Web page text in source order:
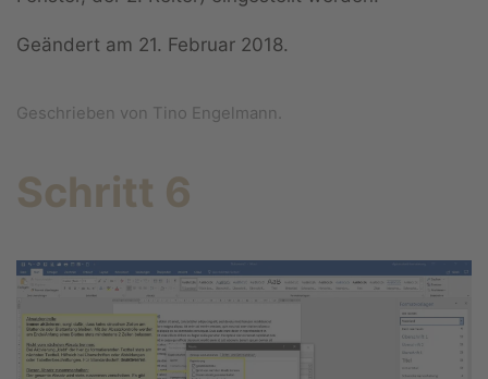
Geändert am 21. Februar 2018.
Geschrieben von Tino Engelmann.
Schritt 6